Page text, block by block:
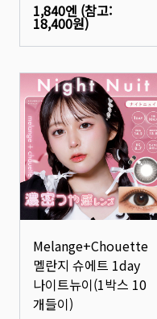
1,840엔 (참고:
18,400원)
Melange+Chouette
멜란지 슈에트 1day
나이트뉴이(1박스 10
개들이)